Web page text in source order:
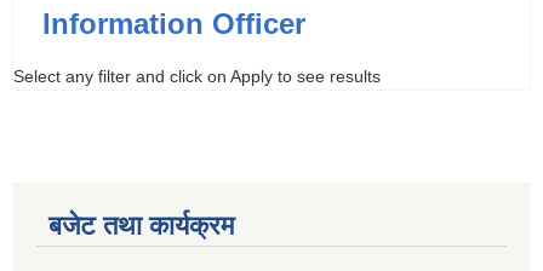
Information Officer
Select any filter and click on Apply to see results
बजेट तथा कार्यक्रम